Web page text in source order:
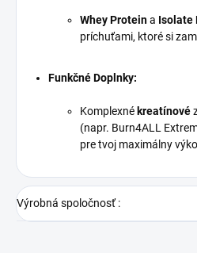
Whey Proteina Isolate
príchuťami, ktoré si
Funkčné Doplnky:
Komplexné kreatínové
(napr. Burn4ALL
pre tvoj maximálny
Výrobná spoločnosť: